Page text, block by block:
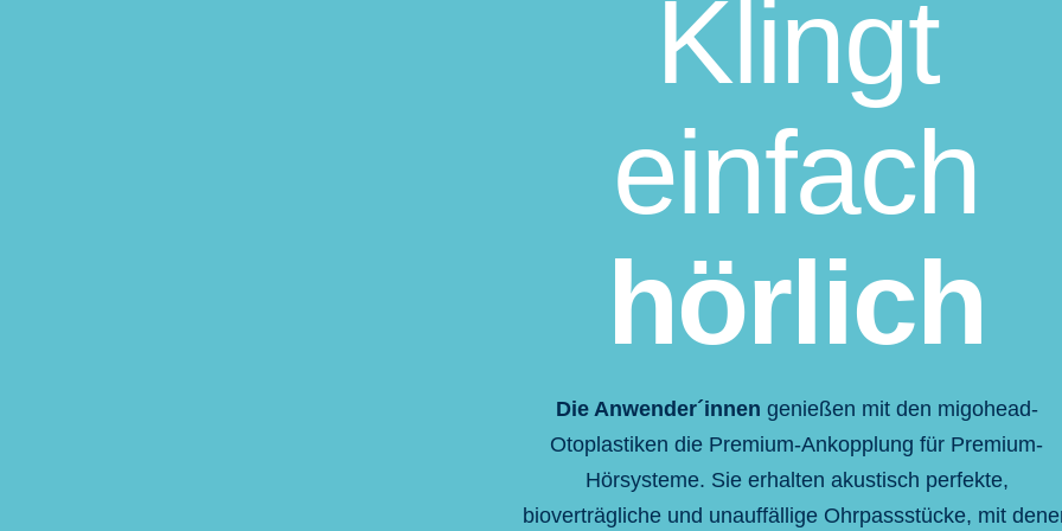
Klingt
einfach
hörlich
Die Anwender´innen genießen mit den migohead-
Otoplastiken die Premium-Ankopplung für Premium-
Hörsysteme. Sie erhalten akustisch perfekte,
bioverträgliche und unauffällige Ohrpassstücke, mit